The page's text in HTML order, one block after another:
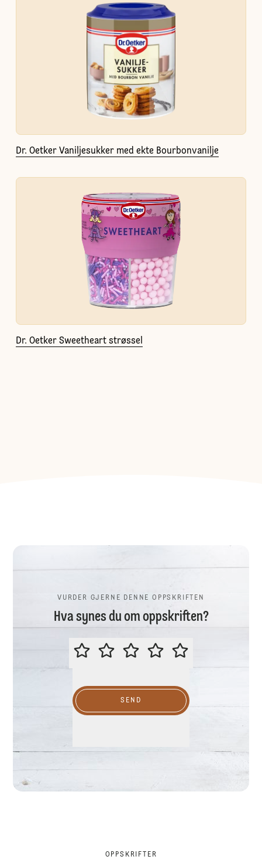
Dr. Oetker Vaniljesukker med ekte Bourbonvanilje
Dr. Oetker Sweetheart strøssel
VURDER GJERNE DENNE OPPSKRIFTEN
Hva synes du om oppskriften?
VURDER GJERNE DENNE
SEND
OPPSKRIFTER